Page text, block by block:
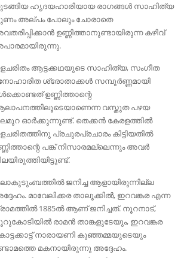
ഹൃദയഹാരിയായ രാഗങ്ങൾ സാഹിത്യ
അല്പം പോലും ചോരാതെ
ഉണ്ണിത്താനുണ്ടായിരുന്ന കഴിവ്
ആട്ടക്കഥയുടെ സാഹിത്യ, സംഗീത
ശ്രോതാക്കൾ സമ്പൂർണ്ണമായി
ഉണ്ണിത്താന്റെ
വസ്തുത പഴയ
ഓർക്കുന്നുണ്ട്. തെക്കൻ കേരളത്തിൽ
പ്രചുരപ്രചാരം കിട്ടിയതിൽ
പങ്ക് നിസാരമല്ലെന്നും അവർ
ജനിച്ച ആളായിരുന്നില്ല
മാവേലിക്കര താലൂക്കിൽ, ഇറവങ്കര എന്ന
1885ൽ ആണ് ജനിച്ചത്. നൂറനാട്,
രാമൻ താങ്കളുടേയും, ഇറവങ്കര
നാരായണി കുഞ്ഞമ്മയുടെയും
മകനായിരുന്നു അദ്ദേഹം.